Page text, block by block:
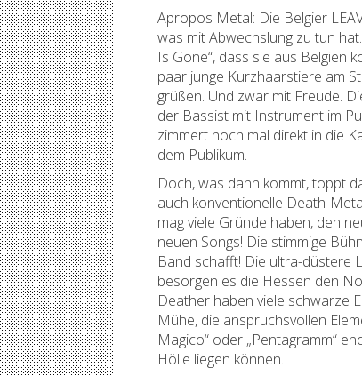
Apropos Metal: Die Belgier
was mit Abwechslung zu tun
Is Gone“, dass sie aus Belgien
paar junge Kurzhaarstiere am
grüßen. Und zwar mit Freude.
der Bassist mit Instrument im
zimmert noch mal direkt in die
dem Publikum.
Doch, was dann kommt, toppt
auch konventionelle Death-
mag viele Gründe haben, den
neuen Songs! Die stimmige
Band schafft! Die ultra-düstere
besorgen es die Hessen den
Deather haben viele schwarze
Mühe, die anspruchsvollen
Magico“ oder „Pentagramm“
Hölle liegen können.